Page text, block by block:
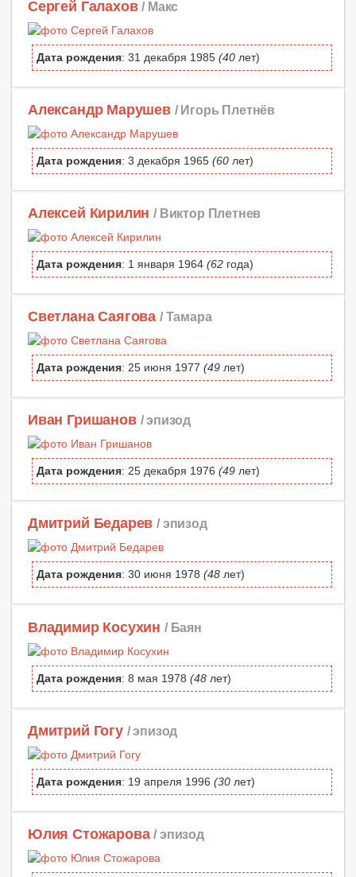
Сергей Галахов / Макс
Дата рождения: 31 декабря 1985 (40 лет)
Александр Марушев / Игорь Плетнёв
Дата рождения: 3 декабря 1965 (60 лет)
Алексей Кирилин / Виктор Плетнев
Дата рождения: 1 января 1964 (62 года)
Светлана Саягова / Тамара
Дата рождения: 25 июня 1977 (49 лет)
Иван Гришанов / эпизод
Дата рождения: 25 декабря 1976 (49 лет)
Дмитрий Бедарев / эпизод
Дата рождения: 30 июня 1978 (48 лет)
Владимир Косухин / Баян
Дата рождения: 8 мая 1978 (48 лет)
Дмитрий Гогу / эпизод
Дата рождения: 19 апреля 1996 (30 лет)
Юлия Стожарова / эпизод